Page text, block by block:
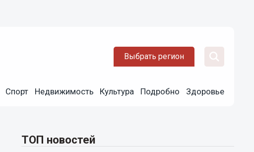
Выбрать регион
Спорт Недвижимость Культура Подробно Здоровье
ТОП новостей